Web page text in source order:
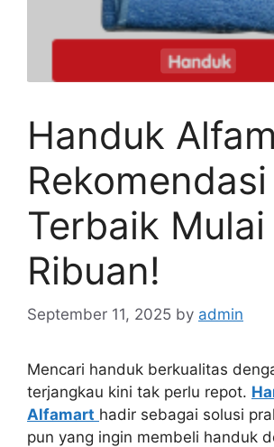
Handuk
Rekomendasi
Terbaik
Ribuan!
September 11, 2025 by admin
Mencari handuk berkualitas
terjangkau kini tak perlu repot.
Alfamart hadir sebagai solusi
pun yang ingin membeli handuk